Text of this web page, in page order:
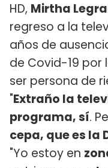
HD, Mirtha
regreso a la
años de
de Covid-19 por
ser persona de
"Extraño la
programa, sí.
cepa, que es la
"Yo estoy en